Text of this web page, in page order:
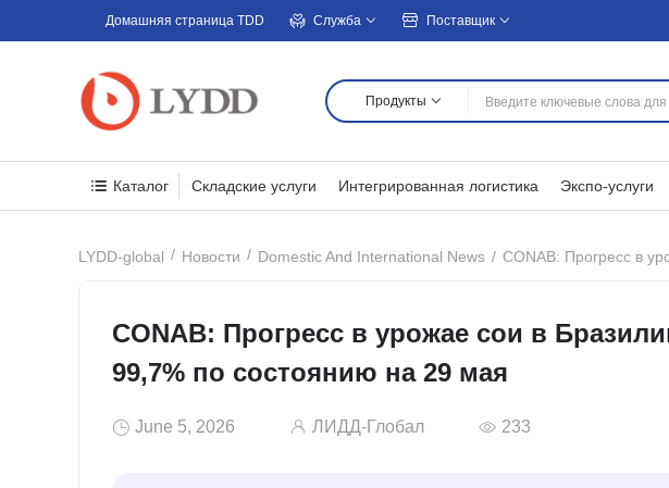
Домашняя страница TDD Служба Поставщик
Продукты
Каталог Складские услуги Интегрированная логистика Экспо-услуги
LYDD-global Новости Domestic And International News CONAB: Прогресс в
CONAB: Прогресс в урожае сои в
99,7% по состоянию на 29 мая
June 5, 2026 ЛИДД-Глобал 233